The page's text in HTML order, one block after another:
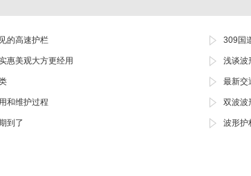
的高速护栏 309国
惠美观大方更经用 浅谈波
最新交
和维护过程 双波波
到了 波形护